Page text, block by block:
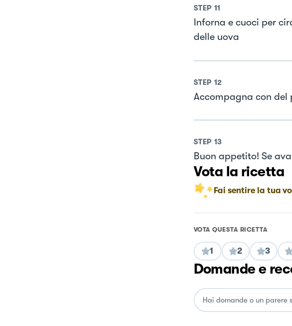
STEP 11
Inforna e cuoci per
delle uova
STEP 12
Accompagna con del
STEP 13
Buon appetito! Se
Vota la ricetta
Fai sentire la tua
VOTA QUESTA RICETTA
1 2 3
Domande e